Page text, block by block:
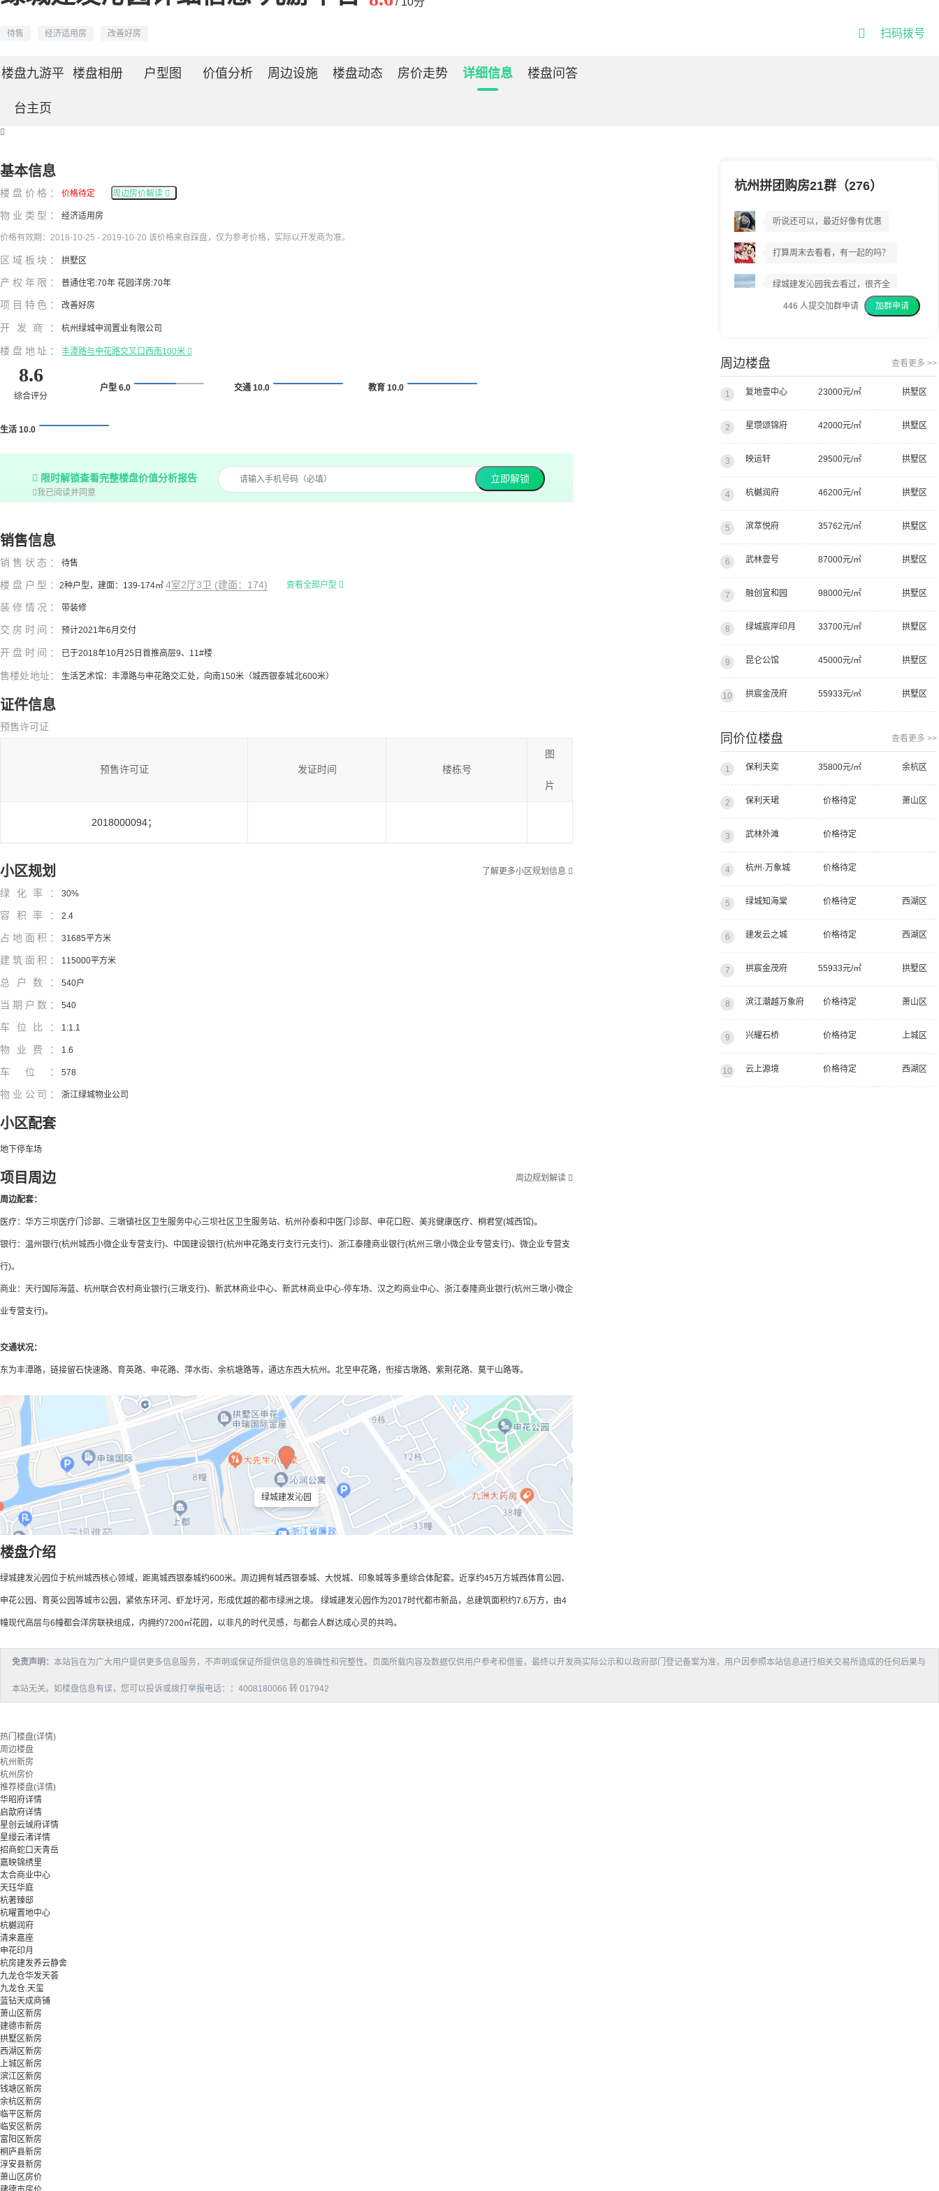
待售 经济适用房 改善好房  扫码拨号
楼盘九游平
台主页
楼盘相册 户型图 价值分析 周边设施 楼盘动态 房价走势 详细信息 楼盘问答

基本信息
楼盘价格： 价格待定 周边房价解读 
物业类型： 经济适用房
价格有效期：2018-10-25 - 2019-10-20 该价格来自踩盘，仅为参考价格，实际以开发商为准。
区域板块： 拱墅区
产权年限： 普通住宅:70年 花园洋房:70年
项目特色： 改善好房
开发商： 杭州绿城申润置业有限公司
楼盘地址： 丰潭路与申花路交叉口西南100米 
8.6
综合评分
户型 6.0 交通 10.0 教育 10.0
生活 10.0
 限时解锁查看完整楼盘价值分析报告
我已阅读并同意
立即解锁
销售信息
销售状态： 待售
楼盘户型： 2种户型，建面：139-174㎡ 4室2厅3卫 (建面：174) 查看全部户型 
装修情况： 带装修
交房时间： 预计2021年6月交付
开盘时间： 已于2018年10月25日首推高层9、11#楼
售楼处地址： 生活艺术馆：丰潭路与申花路交汇处，向南150米（城西银泰城北600米）
证件信息
预售许可证
预售许可证 发证时间 楼栋号
图
片
2018000094；
小区规划 了解更多小区规划信息 
绿化率： 30%
容积率： 2.4
占地面积： 31685平方米
建筑面积： 115000平方米
总户数： 540户
当期户数： 540
车位比： 1:1.1
物业费： 1.6
车位： 578
物业公司： 浙江绿城物业公司
小区配套
地下停车场
项目周边 周边规划解读 
周边配套：
医疗：华方三坝医疗门诊部、三墩镇社区卫生服务中心三坝社区卫生服务站、杭州孙泰和中医门诊部、申花口腔、美兆健康医疗、桐君堂(城西馆)。
银行：温州银行(杭州城西小微企业专营支行)、中国建设银行(杭州申花路支行支行元支行)、浙江泰隆商业银行(杭州三墩小微企业专营支行)、微企业专营支
行)。
商业：天行国际海蓝、杭州联合农村商业银行(三墩支行)、新武林商业中心、新武林商业中心-停车场、汉之昀商业中心、浙江泰隆商业银行(杭州三墩小微企
业专营支行)。
交通状况：
东为丰潭路，链接留石快速路、育英路、申花路、萍水街、余杭塘路等，通达东西大杭州。北至申花路，衔接古墩路、紫荆花路、莫干山路等。
绿城建发沁园
楼盘介绍
绿城建发沁园位于杭州城西核心领域，距离城西银泰城约600米。周边拥有城西银泰城、大悦城、印象城等多重综合体配套。近享约45万方城西体育公园、
申花公园、育英公园等城市公园，紧依东环河、虾龙圩河，形成优越的都市绿洲之境。 绿城建发沁园作为2017时代都市新品，总建筑面积约7.6万方，由4
幢现代高层与6幢都会洋房联袂组成，内拥约7200㎡花园，以非凡的时代灵感，与都会人群达成心灵的共鸣。
杭州拼团购房21群（276）
绿城建发沁园到底好不好?
听说还可以，最近好像有优惠
打算周末去看看，有一起的吗？
绿城建发沁园我去看过，很齐全
我上周已经交了意向金
446 人提交加群申请 加群申请
周边楼盘 查看更多 >>
1 复地壹中心 23000元/㎡ 拱墅区
2 星瓒颂锦府 42000元/㎡ 拱墅区
3 映运轩 29500元/㎡ 拱墅区
4 杭樾润府 46200元/㎡ 拱墅区
5 滨萃悦府 35762元/㎡ 拱墅区
6 武林壹号 87000元/㎡ 拱墅区
7 融创宜和园 98000元/㎡ 拱墅区
8 绿城宸岸印月 33700元/㎡ 拱墅区
9 昆仑公馆 45000元/㎡ 拱墅区
10 拱宸金茂府 55933元/㎡ 拱墅区
同价位楼盘 查看更多 >>
1 保利天奕 35800元/㎡ 余杭区
2 保利天珺 价格待定 萧山区
3 武林外滩 价格待定
4 杭州·万象城 价格待定
5 绿城知海棠 价格待定 西湖区
6 建发云之城 价格待定 西湖区
7 拱宸金茂府 55933元/㎡ 拱墅区
8 滨江潮越万象府 价格待定 萧山区
9 兴耀石桥 价格待定 上城区
10 云上源境 价格待定 西湖区
免责声明： 本站旨在为广大用户提供更多信息服务，不声明或保证所提供信息的准确性和完整性。页面所载内容及数据仅供用户参考和借鉴，最终以开发商实际公示和以政府部门登记备案为准，用户因参照本站信息进行相关交易所造成的任何后果与
本站无关。如楼盘信息有误，您可以投诉或拨打举报电话：：4008180066 转 017942
热门楼盘(详情)
周边楼盘
杭州新房
杭州房价
推荐楼盘(详情)
华昭府详情
启歆府详情
星创云珹府详情
星缦云渚详情
招商蛇口天青岳
嘉映锦绣里
太合商业中心
天珏华庭
杭著臻邸
杭曜置地中心
杭樾润府
清来嘉座
申花印月
杭房建发养云静舍
九龙仓华发天荟
九龙仓.天玺
蓝钻天成商铺
萧山区新房
建德市新房
拱墅区新房
西湖区新房
上城区新房
滨江区新房
钱塘区新房
余杭区新房
临平区新房
临安区新房
富阳区新房
桐庐县新房
淳安县新房
萧山区房价